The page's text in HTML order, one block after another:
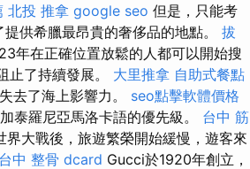
北投 推拿 google seo 但是，只能考
供希臘最昂貴的奢侈品的地點。 拔
年在正確位置放鬆的人都可以開始搜
止了持續發展。 大里推拿 自助式餐點
去了海上影響力。 seo點擊軟體價格
泰羅尼亞馬洛卡語的優先級。 台中 筋
界大戰後，旅遊繁榮開始緩慢，遊客來
台中 整骨 dcard Gucci於1920年創立，